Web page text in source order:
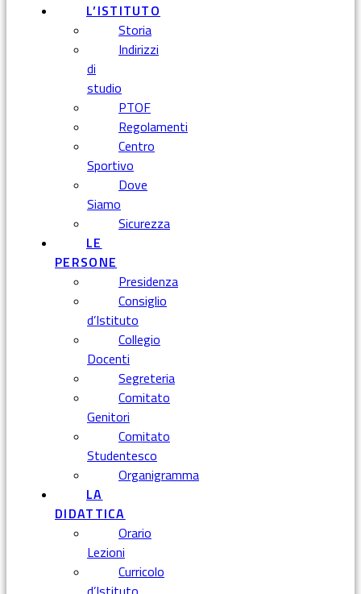
L’ISTITUTO
Storia
Indirizzi
di
studio
PTOF
Regolamenti
Centro
Sportivo
Dove
Siamo
Sicurezza
LE
PERSONE
Presidenza
Consiglio
d’Istituto
Collegio
Docenti
Segreteria
Comitato
Genitori
Comitato
Studentesco
Organigramma
LA
DIDATTICA
Orario
Lezioni
Curricolo